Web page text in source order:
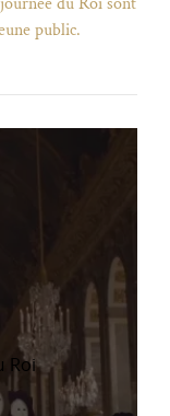
nouvel onglet)
public.
Roi